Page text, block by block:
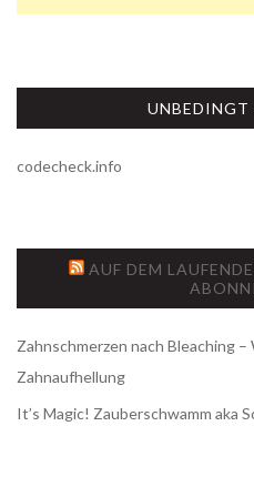
UNBEDINGT
codecheck.info
AUF DEM
Zahnschmerzen nach Bleaching
Zahnaufhellung
It’s Magic! Zauberschwamm aka